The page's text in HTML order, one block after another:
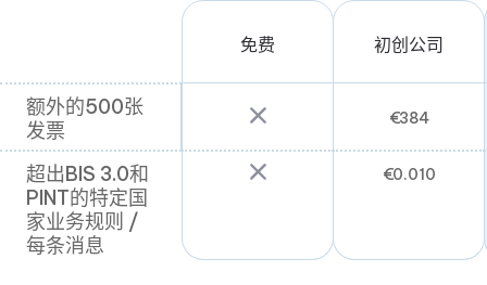
额外的500张
发票
超出BIS 3.0和
PINT的特定国
家业务规则 /
每条消息
免费 初创公司
额外的500张
发票
€384
超出BIS 3.0和
PINT的特定国
家业务规则 /
每条消息
€0.010